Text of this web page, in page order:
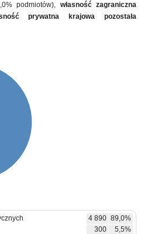
podmiotów), własność zagraniczna
prywatna krajowa pozostała
4 890 89,0%
300
5,5%